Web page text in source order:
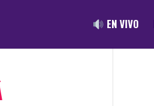
EN VIVO